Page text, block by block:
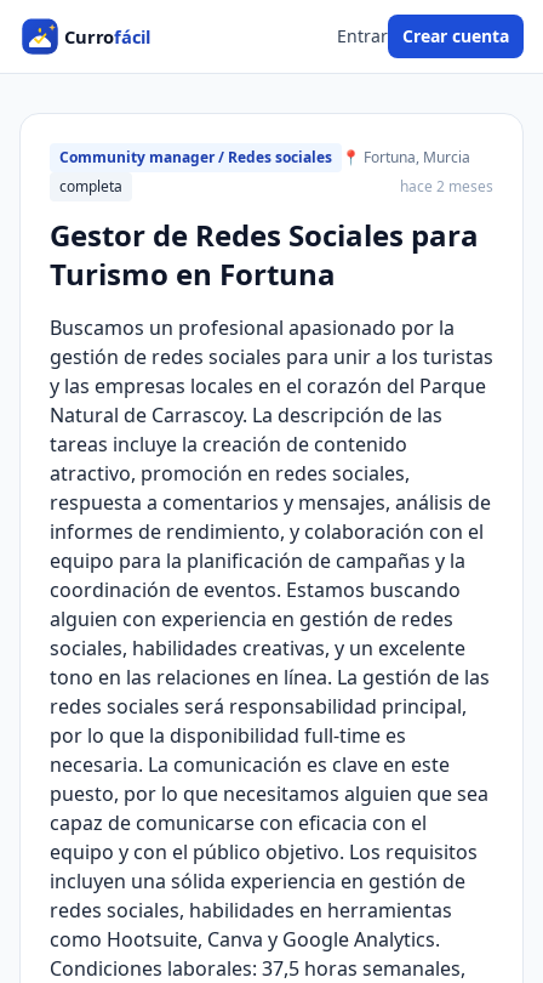
Entrar Crear cuenta
Community manager / Redes sociales
📍 Fortuna, Murcia
completa
hace 2 meses
Gestor de Redes Sociales para
Turismo en Fortuna
Buscamos un profesional apasionado por la
gestión de redes sociales para unir a los turistas
y las empresas locales en el corazón del Parque
Natural de Carrascoy. La descripción de las
tareas incluye la creación de contenido
atractivo, promoción en redes sociales,
respuesta a comentarios y mensajes, análisis de
informes de rendimiento, y colaboración con el
equipo para la planificación de campañas y la
coordinación de eventos. Estamos buscando
alguien con experiencia en gestión de redes
sociales, habilidades creativas, y un excelente
tono en las relaciones en línea. La gestión de las
redes sociales será responsabilidad principal,
por lo que la disponibilidad full-time es
necesaria. La comunicación es clave en este
puesto, por lo que necesitamos alguien que sea
capaz de comunicarse con eficacia con el
equipo y con el público objetivo. Los requisitos
incluyen una sólida experiencia en gestión de
redes sociales, habilidades en herramientas
como Hootsuite, Canva y Google Analytics.
Condiciones laborales: 37,5 horas semanales,